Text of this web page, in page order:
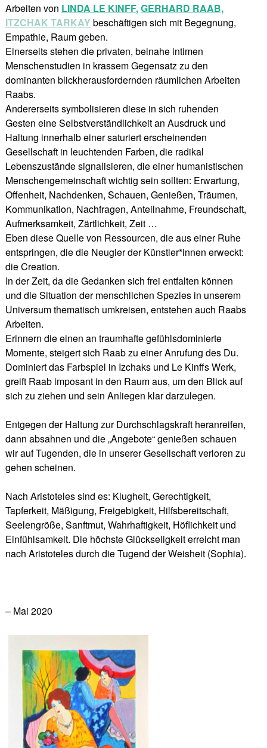
Arbeiten von LINDA LE KINFF,GERHARD RAAB,
ITZCHAK TARKAY beschäftigen sich mit Begegnung,
Empathie, Raum geben.
Einerseits stehen die privaten, beinahe intimen
Menschenstudien in krassem Gegensatz zu den
dominanten blickherausfordernden räumlichen Arbeiten
Raabs.
Andererseits symbolisieren diese in sich ruhenden
Gesten eine Selbstverständlichkeit an Ausdruck und
Haltung innerhalb einer saturiert erscheinenden
Gesellschaft in leuchtenden Farben, die radikal
Lebenszustände signalisieren, die einer humanistischen
Menschengemeinschaft wichtig sein sollten: Erwartung,
Offenheit, Nachdenken, Schauen, Genießen, Träumen,
Kommunikation, Nachfragen, Anteilnahme, Freundschaft,
Aufmerksamkeit, Zärtlichkeit, Zeit …
Eben diese Quelle von Ressourcen, die aus einer Ruhe
entspringen, die die Neugier der Künstler*innen erweckt:
die Creation.
In der Zeit, da die Gedanken sich frei entfalten können
und die Situation der menschlichen Spezies in unserem
Universum thematisch umkreisen, entstehen auch Raabs
Arbeiten.
Erinnern die einen an traumhafte gefühlsdominierte
Momente, steigert sich Raab zu einer Anrufung des Du.
Dominiert das Farbspiel in Izchaks und Le Kinffs Werk,
greift Raab imposant in den Raum aus, um den Blick auf
sich zu ziehen und sein Anliegen klar darzulegen.
Entgegen der Haltung zur Durchschlagskraft heranreifen,
dann absahnen und die „Angebote“ genießen schauen
wir auf Tugenden, die in unserer Gesellschaft verloren zu
gehen scheinen.
Nach Aristoteles sind es: Klugheit, Gerechtigkeit,
Tapferkeit, Mäßigung, Freigebigkeit, Hilfsbereitschaft,
Seelengröße, Sanftmut, Wahrhaftigkeit, Höflichkeit und
Einfühlsamkeit. Die höchste Glückseligkeit erreicht man
nach Aristoteles durch die Tugend der Weisheit (Sophia).
– Mai 2020